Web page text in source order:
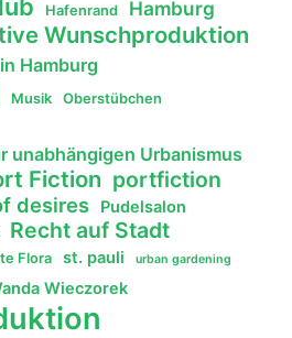
Hafenrand Hamburg
Wunschproduktion
Hamburg
Musik Oberstübchen
unabhängigen Urbanismus
Fiction portfiction
desires Pudelsalon
Recht auf Stadt
Flora st. pauli urban gardening
Wieczorek